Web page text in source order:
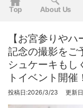
Top About Us
【お宮参りや
記念の撮影をご
シュケーキもし
トイベント開催！
投稿日:2026/3/23 更新